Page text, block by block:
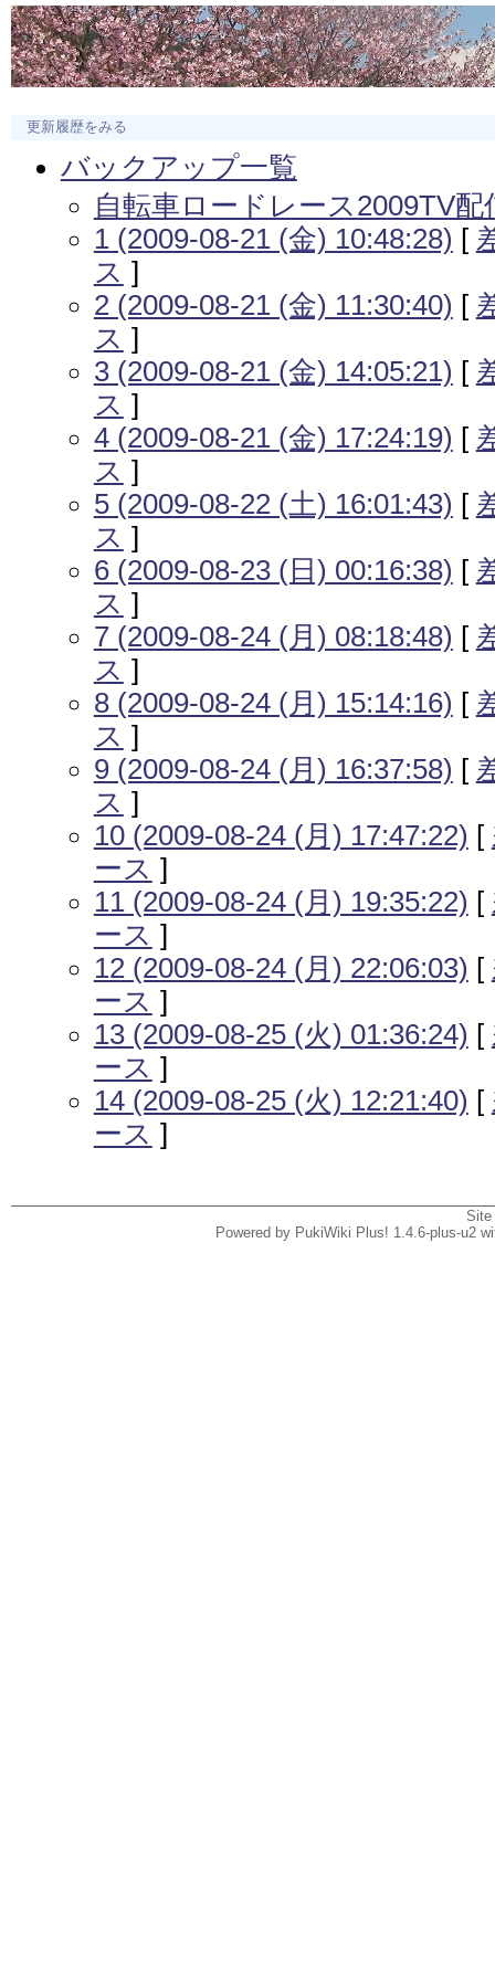
更新履歴をみる
バックアップ一覧
自転車ロードレース2009TV
1 (2009-08-21 (金) 10:48:28) [
ス ]
2 (2009-08-21 (金) 11:30:40) [
ス ]
3 (2009-08-21 (金) 14:05:21) [
ス ]
4 (2009-08-21 (金) 17:24:19) [
ス ]
5 (2009-08-22 (土) 16:01:43) [
ス ]
6 (2009-08-23 (日) 00:16:38) [
ス ]
7 (2009-08-24 (月) 08:18:48) [
ス ]
8 (2009-08-24 (月) 15:14:16) [
ス ]
9 (2009-08-24 (月) 16:37:58) [
ス ]
10 (2009-08-24 (月) 17:47:22) [
ース ]
11 (2009-08-24 (月) 19:35:22) [
ース ]
12 (2009-08-24 (月) 22:06:03) [
ース ]
13 (2009-08-25 (火) 01:36:24) [
ース ]
14 (2009-08-25 (火) 12:21:40) [
ース ]
Powered by PukiWiki Plus! 1.4.6-plus-u2